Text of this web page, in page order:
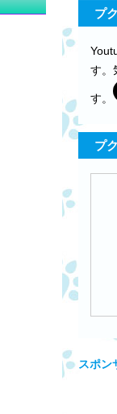
プ
す。
す。
プ
スポン